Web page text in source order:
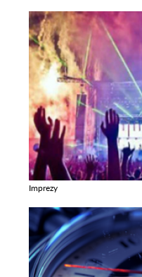
Imprezy